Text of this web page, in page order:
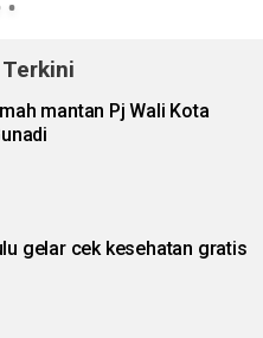
mantan Pj Wali Kota
gelar cek kesehatan gratis